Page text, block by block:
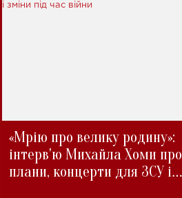
«Мрію про велику родину»:
інтерв'ю Михайла Хоми про
плани, концерти для ЗСУ і